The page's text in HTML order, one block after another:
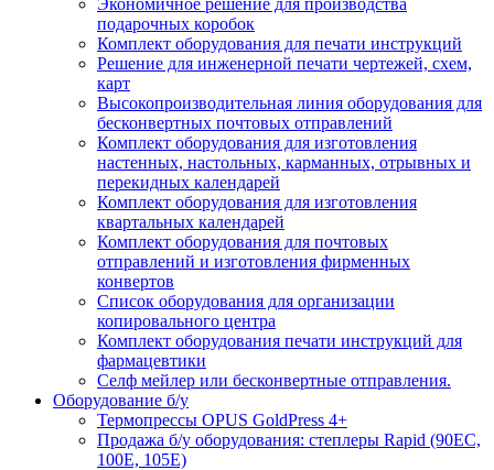
подарочных коробок
Комплект оборудования для печати инструкций
Решение для инженерной печати чертежей, схем,
карт
Высокопроизводительная линия оборудования для
бесконвертных почтовых отправлений
Комплект оборудования для изготовления
настенных, настольных, карманных, отрывных и
перекидных календарей
Комплект оборудования для изготовления
квартальных календарей
Комплект оборудования для почтовых
отправлений и изготовления фирменных
конвертов
Список оборудования для организации
копировального центра
Комплект оборудования печати инструкций для
фармацевтики
Селф мейлер или бесконвертные отправления.
Оборудование б/у
Термопрессы OPUS GoldPress 4+
Продажа б/у оборудования: степлеры Rapid (90EC,
100E, 105E)